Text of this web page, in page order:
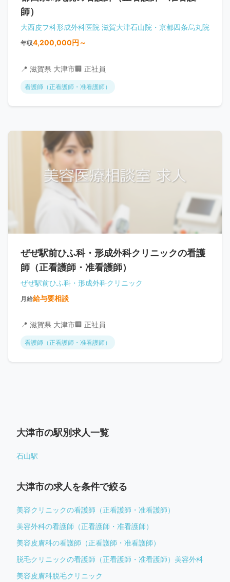
師）
大西皮フ科形成外科医院 滋賀大津石山院・京都四条烏丸院
年収4,200,000円～
📍 滋賀県 大津市🏢 正社員
看護師（正看護師・准看護師）
ぜぜ駅前ひふ科・形成外科クリニックの看護
師（正看護師・准看護師）
ぜぜ駅前ひふ科・形成外科クリニック
月給給与要相談
📍 滋賀県 大津市🏢 正社員
看護師（正看護師・准看護師）
大津市の駅別求人一覧
石山駅
大津市の求人を条件で絞る
美容クリニックの看護師（正看護師・准看護師）
美容外科の看護師（正看護師・准看護師）
美容皮膚科の看護師（正看護師・准看護師）
脱毛クリニックの看護師（正看護師・准看護師） 美容外科
美容皮膚科脱毛クリニック